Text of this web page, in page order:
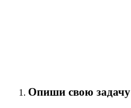
Опиши свою задачу